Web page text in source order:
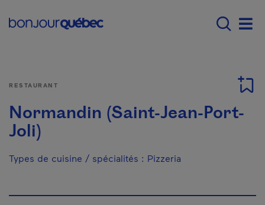
Main navigation -
RESTAURANT
Normandin (Saint-Jean-Port-
Joli)
Types de cuisine / spécialités : Pizzeria